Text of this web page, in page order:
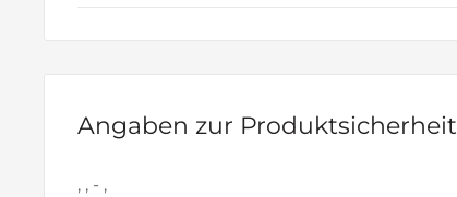
Angaben zur Produktsicherheit
, , - ,